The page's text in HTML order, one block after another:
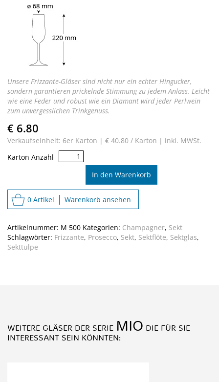
Unsere Frizzante-Gläser sind nicht nur ein echter Hingucker,
sondern garantieren prickelnde Stimmung zu jedem Anlass. Leicht
wie eine Feder und robust wie ein Diamant wird jeder Perlwein
zum unvergesslichen Trinkgenuss.
€ 6.80
Verkaufseinheit: 6er Karton | € 40.80 / Karton | inkl. MWSt.
Karton Anzahl
Frizzante
Menge
In den Warenkorb
0 Artikel Warenkorb ansehen
Artikelnummer: M 500 Kategorien: Champagner, Sekt
Schlagwörter: Frizzante, Prosecco, Sekt, Sektflöte, Sektglas,
Sekttulpe
WEITERE GLÄSER DER SERIE MIO DIE FÜR SIE
INTERESSANT SEIN KÖNNTEN: